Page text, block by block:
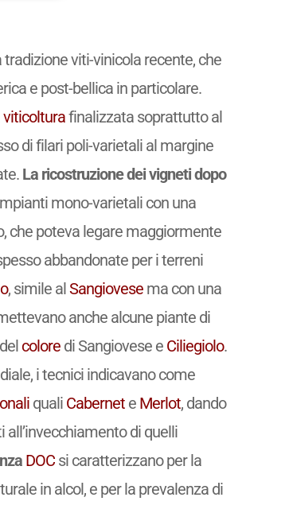
viti-vinicola recente, che
e post-bellica in particolare.
viticolturafinalizzata soprattutto al
di filari poli-varietali al margine
La ricostruzione dei vigneti dopo
mono-varietali con una
che poteva legare maggiormente
abbandonate per i terreni
, simile alSangiovesema con una
anche alcune piante di
coloredi Sangiovese e Ciliegiolo.
i tecnici indicavano come
quali Cabernete Merlot, dando
di quelli
DOCsi caratterizzano per la
in alcol, e per la prevalenza di